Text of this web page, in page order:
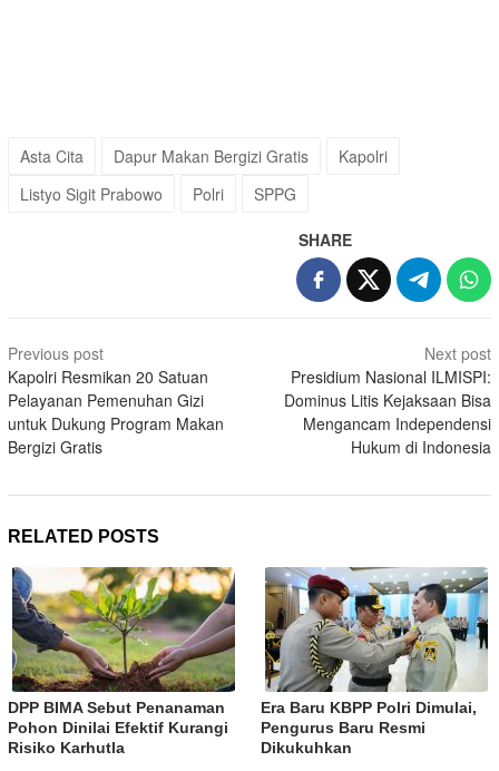
Asta Cita Dapur Makan Bergizi Gratis
Kapolri
Listyo Sigit Prabowo
Polri SPPG
SHARE
Post
navigation
Previous post
Kapolri Resmikan 20 Satuan
Pelayanan Pemenuhan Gizi
untuk Dukung Program Makan
Bergizi Gratis
Next post
Presidium Nasional ILMISPI:
Dominus Litis Kejaksaan Bisa
Mengancam Independensi
Hukum di Indonesia
RELATED POSTS
DPP BIMA Sebut Penanaman
Pohon Dinilai Efektif Kurangi
Risiko Karhutla
Era Baru KBPP Polri Dimulai,
Pengurus Baru Resmi
Dikukuhkan